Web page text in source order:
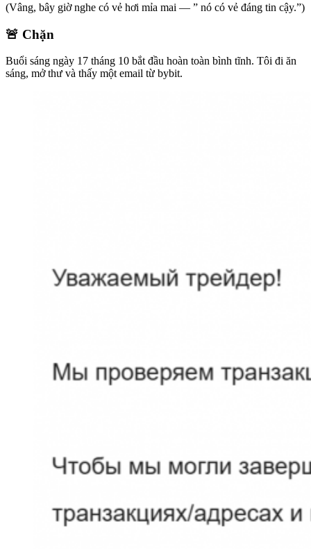
(Vâng, bây giờ nghe có vẻ hơi mỉa mai — ” nó có vẻ đáng tin cậy.”)
🚨 Chặn
Buổi sáng ngày 17 tháng 10 bắt đầu hoàn toàn bình tĩnh. Tôi đi ăn
sáng, mở thư và thấy một email từ bybit.